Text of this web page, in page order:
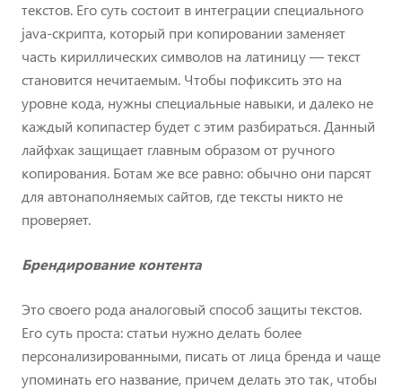
текстов. Его суть состоит в интеграции специального
java-скрипта, который при копировании заменяет
часть кириллических символов на латиницу — текст
становится нечитаемым. Чтобы пофиксить это на
уровне кода, нужны специальные навыки, и далеко не
каждый копипастер будет с этим разбираться. Данный
лайфхак защищает главным образом от ручного
копирования. Ботам же все равно: обычно они парсят
для автонаполняемых сайтов, где тексты никто не
проверяет.
Брендирование контента
Это своего рода аналоговый способ защиты текстов.
Его суть проста: статьи нужно делать более
персонализированными, писать от лица бренда и чаще
упоминать его название, причем делать это так, чтобы